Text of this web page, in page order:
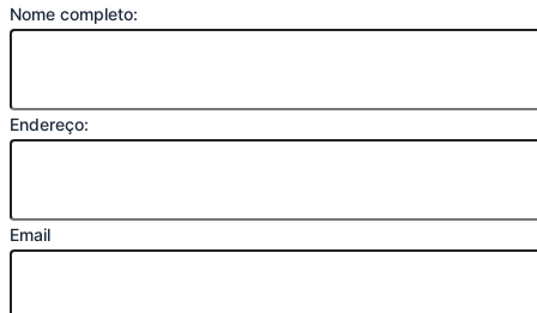
Nome completo:
Endereço:
Email